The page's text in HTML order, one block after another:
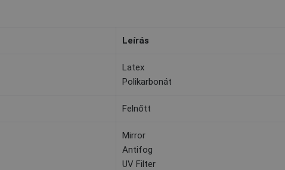
Leírás
Latex
Polikarbonát
Felnőtt
Mirror
Antifog
UV Filter